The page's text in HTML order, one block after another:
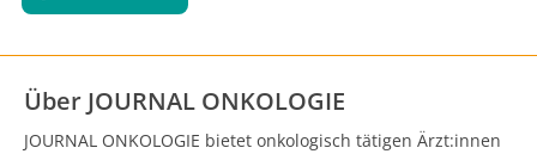
Über JOURNAL ONKOLOGIE
JOURNAL ONKOLOGIE bietet onkologisch tätigen Ärzt:innen